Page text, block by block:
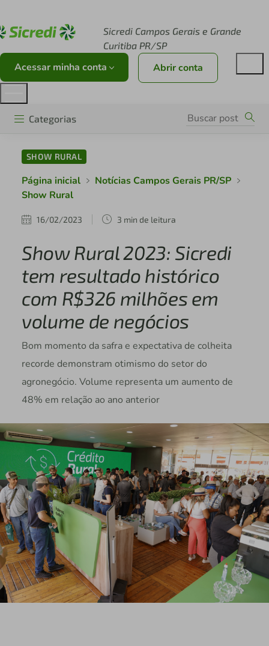
Sicredi Campos Gerais e Grande
Curitiba PR/SP
Acessar minha conta Abrir conta
Categorias
SHOW RURAL
Página inicial
Notícias Campos Gerais PR/SP
Show Rural
16/02/2023 3 min de leitura
Show Rural 2023: Sicredi
tem resultado histórico
com R$326 milhões em
volume de negócios
Bom momento da safra e expectativa de colheita
recorde demonstram otimismo do setor do
agronegócio. Volume representa um aumento de
48% em relação ao ano anterior